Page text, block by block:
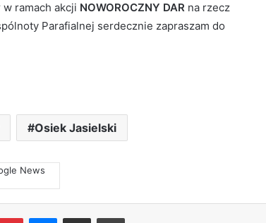
ramach akcji NOWOROCZNY DAR na rzecz
Parafialnej serdecznie zapraszam do
Osiek Jasielski
PinterestMessenger
Share via Email Print